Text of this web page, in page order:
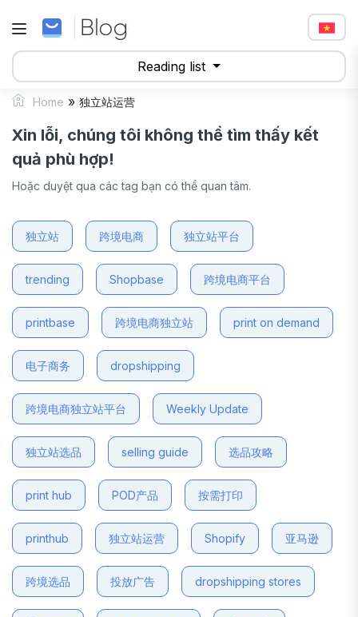
Reading list
Home » 独立站运营
Xin lỗi, chúng tôi không thể tìm thấy kết
quả phù hợp!
Hoặc duyệt qua các tag bạn có thể quan tâm.
独立站 跨境电商 独立站平台
trending Shopbase 跨境电商平台
printbase 跨境电商独立站 print on demand
电子商务 dropshipping
跨境电商独立站平台 Weekly Update
独立站选品 selling guide 选品攻略
print hub POD产品 按需打印
printhub 独立站运营 Shopify 亚马逊
跨境选品 投放广告 dropshipping stores